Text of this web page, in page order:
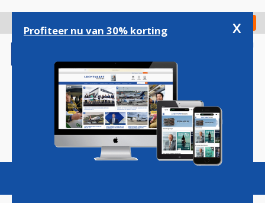
gaan
Check in
Magazine Podcasts Vacatures
Profiteer nu van 30% korting x